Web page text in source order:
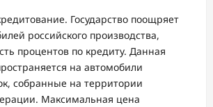
Государство поощряет
российского производства,
процентов по кредиту. Данная
на автомобили
собранные на территории
Максимальная цена